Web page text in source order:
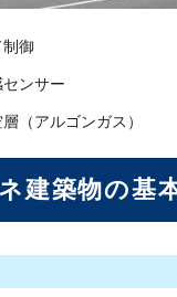
御
ンサー
（アルゴンガス）
建築物の基